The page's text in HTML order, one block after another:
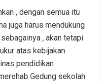
, dengan semua itu
juga harus mendukung
, akan tetapi
atas kebijakan
pendidikan
Gedung sekolah